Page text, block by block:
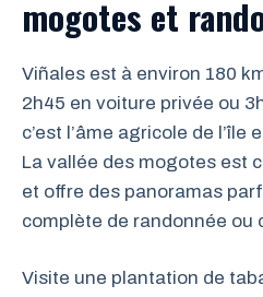
mogotes et
Viñales est à environ 180
2h45 en voiture privée ou
c’est l’âme agricole de l’île
La vallée des mogotes est
et offre des panoramas
complète de randonnée ou
Visite une plantation de